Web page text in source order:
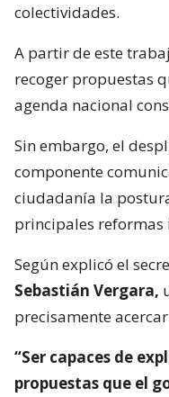
colectividades.
A partir de este
recoger propuestas
agenda nacional
Sin embargo, el
componente
ciudadanía la
principales reformas
Según explicó el
Sebastián Vergara,
precisamente
“Ser capaces de
propuestas que el